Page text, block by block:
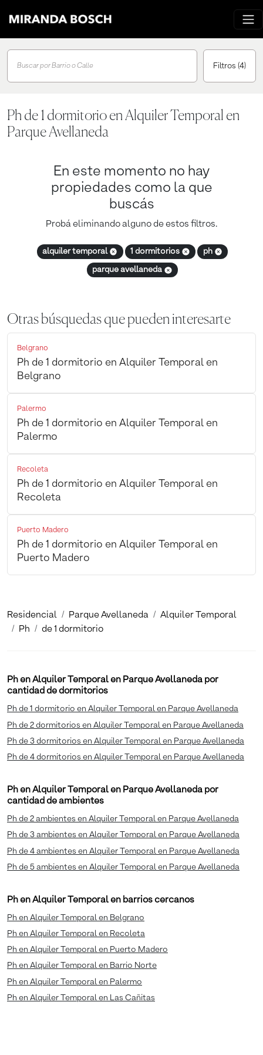
Buscar por Barrio o Calle Filtros (4)
Ph de 1 dormitorio en Alquiler Temporal en
Parque Avellaneda
En este momento no hay
propiedades como la que
buscás
Probá eliminando alguno de estos filtros.
alquiler temporal 1 dormitorios ph
parque avellaneda
Otras búsquedas que pueden interesarte
Belgrano
Ph de 1 dormitorio en Alquiler Temporal en
Belgrano
Palermo
Ph de 1 dormitorio en Alquiler Temporal en
Palermo
Recoleta
Ph de 1 dormitorio en Alquiler Temporal en
Recoleta
Puerto Madero
Ph de 1 dormitorio en Alquiler Temporal en
Puerto Madero
Residencial Parque Avellaneda
Alquiler Temporal
Ph
de 1 dormitorio
Ph en Alquiler Temporal en Parque Avellaneda por
cantidad de dormitorios
Ph de 1 dormitorio en Alquiler Temporal en Parque Avellaneda
Ph de 2 dormitorios en Alquiler Temporal en Parque Avellaneda
Ph de 3 dormitorios en Alquiler Temporal en Parque Avellaneda
Ph de 4 dormitorios en Alquiler Temporal en Parque Avellaneda
Ph en Alquiler Temporal en Parque Avellaneda por
cantidad de ambientes
Ph de 2 ambientes en Alquiler Temporal en Parque Avellaneda
Ph de 3 ambientes en Alquiler Temporal en Parque Avellaneda
Ph de 4 ambientes en Alquiler Temporal en Parque Avellaneda
Ph de 5 ambientes en Alquiler Temporal en Parque Avellaneda
Ph en Alquiler Temporal en barrios cercanos
Ph en Alquiler Temporal en Belgrano
Ph en Alquiler Temporal en Recoleta
Ph en Alquiler Temporal en Puerto Madero
Ph en Alquiler Temporal en Barrio Norte
Ph en Alquiler Temporal en Palermo
Ph en Alquiler Temporal en Las Cañitas